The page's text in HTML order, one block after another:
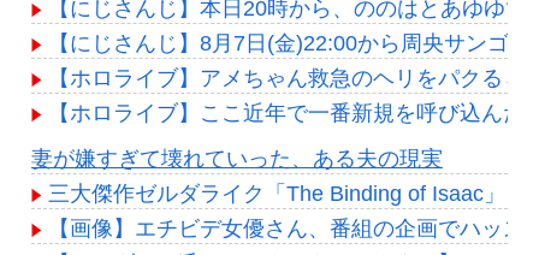
【にじさんじ】本日20時から、ののはとあゆゆで
【にじさんじ】8月7日(金)22:00から周央サンゴ
【ホロライブ】アメちゃん救急のヘリをパクる→
【ホロライブ】ここ近年で一番新規を呼び込んだ
Powered by livedoor 相互RSS
妻が嫌すぎて壊れていった、ある夫の現実
三大傑作ゼルダライク「The Binding of Isaac」「
【画像】エチビデ女優さん、番組の企画でハッ